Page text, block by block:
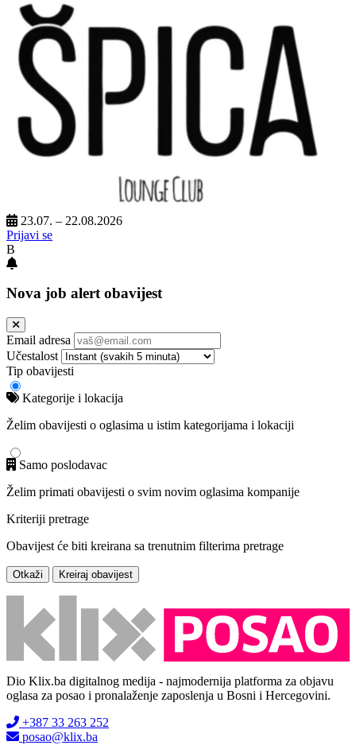
23.07. – 22.08.2026
Prijavi se
B
Nova job alert obavijest
Email adresa
Učestalost
Tip obavijesti
Kategorije i lokacija
Želim obavijesti o oglasima u istim kategorijama i lokaciji
Samo poslodavac
Želim primati obavijesti o svim novim oglasima kompanije
Kriteriji pretrage
Obavijest će biti kreirana sa trenutnim filterima pretrage
Otkaži Kreiraj obavijest
Dio Klix.ba digitalnog medija - najmodernija platforma za objavu
oglasa za posao i pronalaženje zaposlenja u Bosni i Hercegovini.
+387 33 263 252
posao@klix.ba